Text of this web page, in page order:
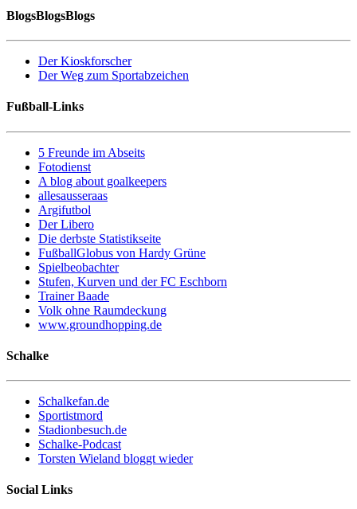
BlogsBlogsBlogs
Der Kioskforscher
Der Weg zum Sportabzeichen
Fußball-Links
5 Freunde im Abseits
Fotodienst
A blog about goalkeepers
allesausseraas
Argifutbol
Der Libero
Die derbste Statistikseite
FußballGlobus von Hardy Grüne
Spielbeobachter
Stufen, Kurven und der FC Eschborn
Trainer Baade
Volk ohne Raumdeckung
www.groundhopping.de
Schalke
Schalkefan.de
Sportistmord
Stadionbesuch.de
Schalke-Podcast
Torsten Wieland bloggt wieder
Social Links